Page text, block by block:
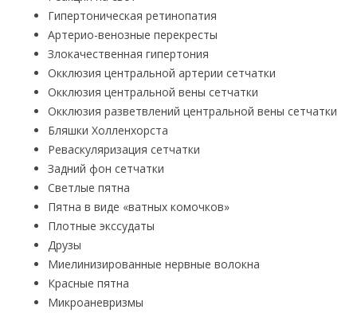
Гипертоническая ретинопатия
Артерио-венозные перекресты
Злокачественная гипертония
Окклюзия центральной артерии сетчатки
Окклюзия центральной вены сетчатки
Окклюзия разветвлений центральной вены сетчатки
Бляшки Холленхорста
Реваскуляризация сетчатки
Задний фон сетчатки
Светлые пятна
Пятна в виде «ватных комочков»
Плотные экссудаты
Друзы
Миелинизированные нервные волокна
Красные пятна
Микроаневризмы